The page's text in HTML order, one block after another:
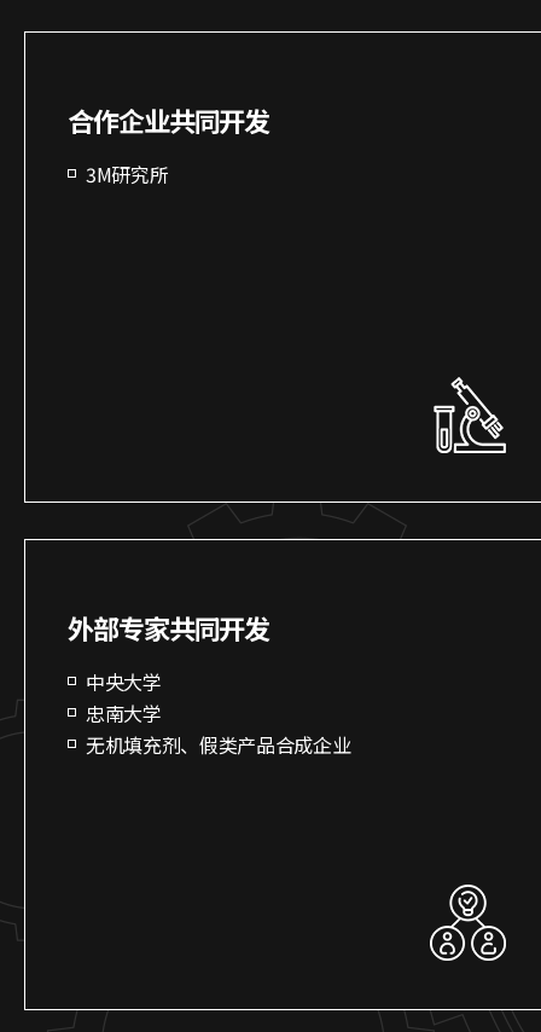
合作企业共同开发
3M研究所
外部专家共同开发
中央大学
忠南大学
无机填充剂、假类产品合成企业